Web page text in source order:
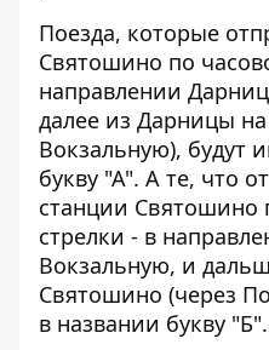
Поезда, которые
Святошино по
направлении
далее из Дарницы
Вокзальную), будут
букву "А". А те, что
станции Святошино
стрелки - в
Вокзальную, и
Святошино (через
в названии букву "Б".